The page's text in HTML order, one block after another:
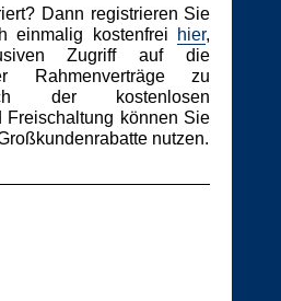
Dann registrieren Sie
einmalig kostenfrei
hier,
Zugriff auf die
Rahmenverträge zu
der kostenlosen
Freischaltung können Sie
nutzen.